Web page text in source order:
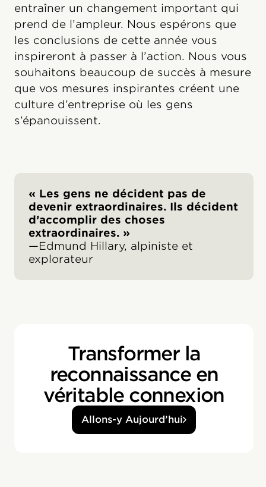
entraîner un changement important qui
prend de l’ampleur. Nous espérons que
les conclusions de cette année vous
inspireront à passer à l’action. Nous vous
souhaitons beaucoup de succès à mesure
que vos mesures inspirantes créent une
culture d’entreprise où les gens
s’épanouissent.
« Les gens ne décident pas de
devenir extraordinaires. Ils décident
d’accomplir des choses
extraordinaires. »
—Edmund Hillary, alpiniste et
explorateur
Transformer la
reconnaissance en
véritable connexion
Allons-y Aujourd’hui